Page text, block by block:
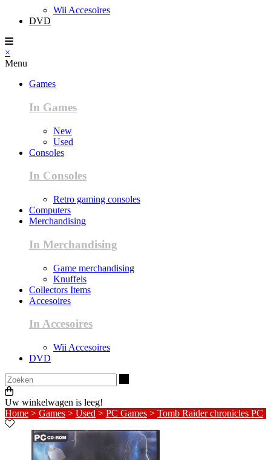
Wii Accesoires
DVD
×
Menu
Games
In Games
New
Used
Consoles
In Consoles
Retro gaming consoles
Computers
Merchandising
In Merchandising
Game merchandising
Knuffels
Collectors Items
Accesoires
In Accesoires
Wii Accesoires
DVD
Uw winkelwagen is leeg!
Home > Games > Used > PC Games > Tomb Raider chronicles PC